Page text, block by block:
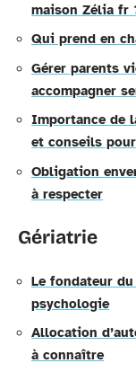
maison Zélia fr
Qui prend en
Gérer parents
accompagner
Importance de
et conseils
Obligation
à respecter
Gériatrie
Le fondateur
psychologie
Allocation
à connaître